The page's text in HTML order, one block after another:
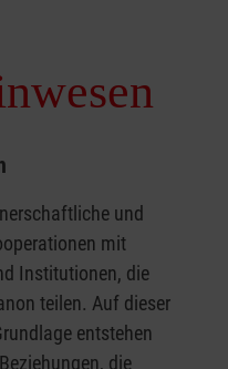
und
mit
Institutionen, die
teilen. Auf dieser
entstehen
die